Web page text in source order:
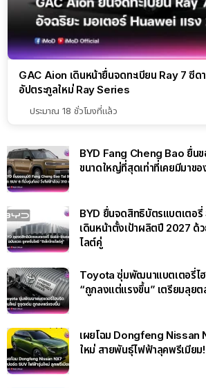
GAC Aion เดินหน้ายื่นจดทะเบียน Ray 7 ซีด
อัปตระกูลใหม่ Ray Series
ประมาณ 18 ชั่วโมงที่แล้ว
BYD Fang Cheng Bao ยื่น
ขนาดใหญ่ที่สุดเท่าที่เคยมีมาข
BYD ยื่นจดสิทธิบัตรแบตเตอ
เดินหน้าตั้งเป้าผลิตปี 2027 ด้
ไลต์คู่
Toyota ซุ่มพัฒนาแบตเตอรี่ไ
“ถูกลงแต่แรงขึ้น” เตรียมลุยต
เผยโฉม Dongfeng Nissan
ใหม่ สายพันธุ์ไฟฟ้าลุคพรีเมียม!